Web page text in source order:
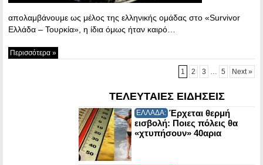
απολαμβάνουμε ως μέλος της ελληνικής ομάδας στο «Survivor
Ελλάδα – Τουρκία», η ίδια όμως ήταν καιρό…
Περισσότερα »
1 2 3 5 Next »
ΤΕΛΕΥΤΑΙΕΣ ΕΙΔΗΣΕΙΣ
ΕΛΛΑΔΑ: Έρχεται θερμή
εισβολή: Ποιες πόλεις θα
«χτυπήσουν» 40αρια